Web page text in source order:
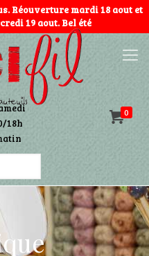
Réouverture mardi 18 aout et
19 aout. Bel été
0
18h